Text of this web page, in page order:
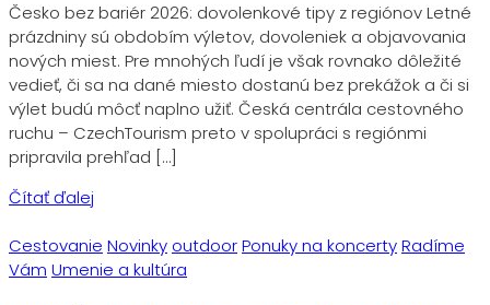
Česko bez bariér 2026: dovolenkové tipy z regiónov Letné
prázdniny sú obdobím výletov, dovoleniek a objavovania
nových miest. Pre mnohých ľudí je však rovnako dôležité
vedieť, či sa na dané miesto dostanú bez prekážok a či si
výlet budú môcť naplno užiť. Česká centrála cestovného
ruchu – CzechTourism preto v spolupráci s regiónmi
pripravila prehľad […]
Čítať ďalej
Cestovanie Novinky outdoorPonuky na koncertyRadíme
Vám Umenie a kultúra